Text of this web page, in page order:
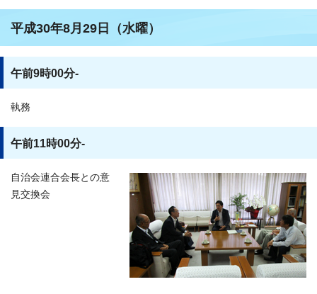
平成30年8月29日（水曜）
午前9時00分-
執務
午前11時00分-
自治会連合会長との意
見交換会